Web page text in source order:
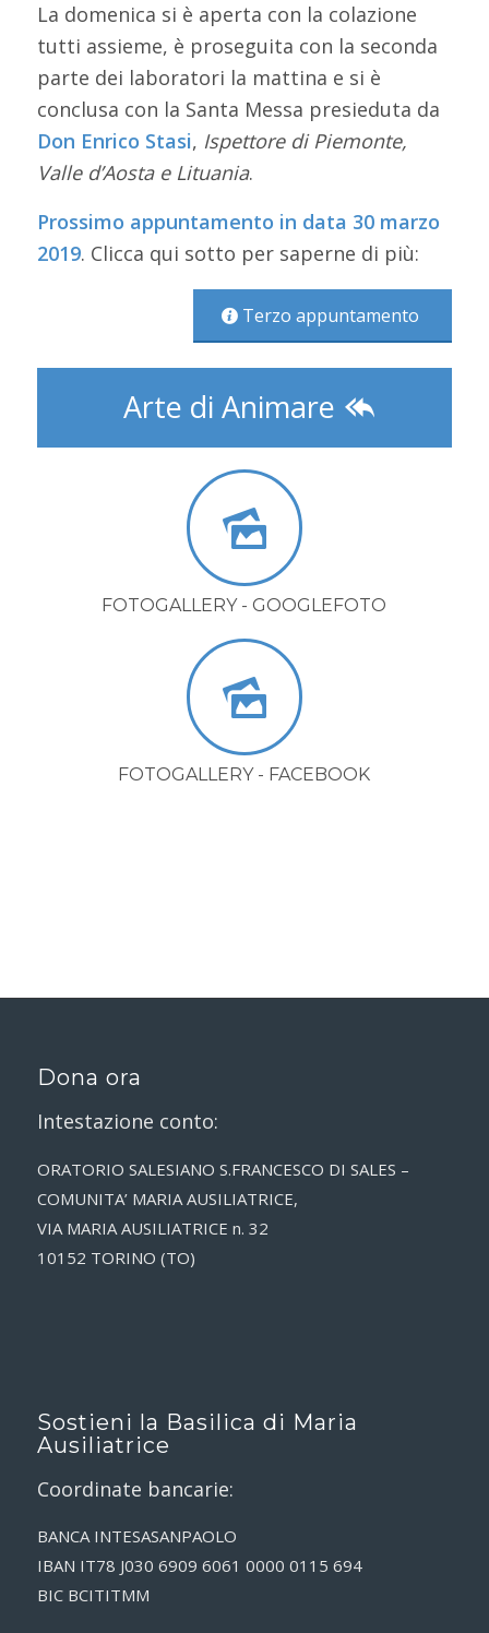
La domenica si è aperta con la colazione
tutti assieme, è proseguita con la seconda
parte dei laboratori la mattina e si è
conclusa con la Santa Messa presieduta da
Don Enrico Stasi, Ispettore di Piemonte,
Valle d’Aosta e Lituania.
Prossimo appuntamento in data 30 marzo
2019. Clicca qui sotto per saperne di più:
Terzo appuntamento
Arte di Animare
FOTOGALLERY - GOOGLEFOTO
FOTOGALLERY - FACEBOOK
Dona ora
Intestazione conto:
ORATORIO SALESIANO S.FRANCESCO DI SALES –
COMUNITA’ MARIA AUSILIATRICE,
VIA MARIA AUSILIATRICE n. 32
10152 TORINO (TO)
Sostieni la Basilica di Maria
Ausiliatrice
Coordinate bancarie:
BANCA INTESASANPAOLO
IBAN IT78 J030 6909 6061 0000 0115 694
BIC BCITITMM